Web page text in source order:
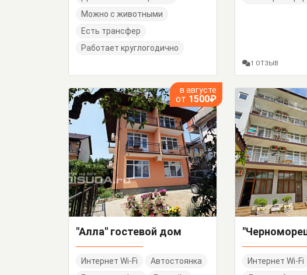
Можно с животными
Есть трансфер
Работает круглогодично
1 ОТЗЫВ
в августе
от 1500₽
"Алла" гостевой дом
Интернет Wi-Fi
Автостоянка
Интернет Wi-Fi